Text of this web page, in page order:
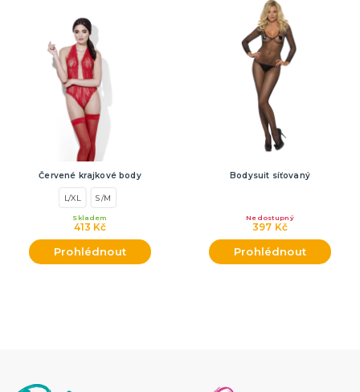
Červené krajkové body
L/XL S/M
413 Kč
Skladem
Prohlédnout
Bodysuit síťovaný
397 Kč
Nedostupný
Prohlédnout